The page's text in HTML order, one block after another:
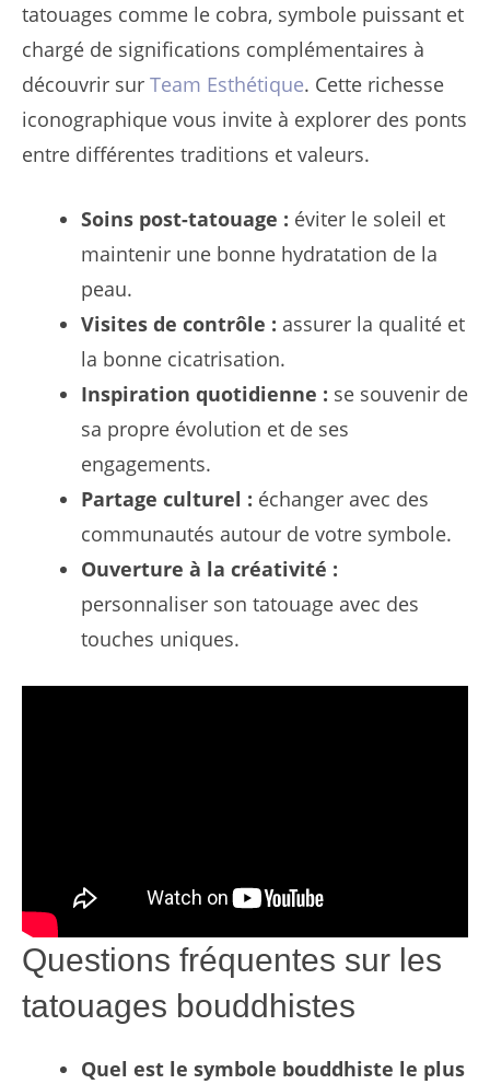
tatouages comme le cobra, symbole puissant et
chargé de significations complémentaires à
découvrir sur Team Esthétique. Cette richesse
iconographique vous invite à explorer des ponts
entre différentes traditions et valeurs.
Soins post-tatouage : éviter le soleil et
maintenir une bonne hydratation de la
peau.
Visites de contrôle : assurer la qualité et
la bonne cicatrisation.
Inspiration quotidienne : se souvenir de
sa propre évolution et de ses
engagements.
Partage culturel : échanger avec des
communautés autour de votre symbole.
Ouverture à la créativité :
personnaliser son tatouage avec des
touches uniques.
Questions fréquentes sur les
tatouages bouddhistes
Quel est le symbole bouddhiste le plus